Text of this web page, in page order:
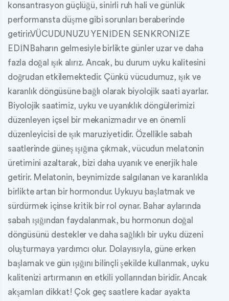
konsantrasyon güçlüğü, sinirli ruh hali ve günlük
performansta düşme gibi sorunları beraberinde
getirir.VÜCUDUNUZU YENİDEN SENKRONİZE
EDİNBaharın gelmesiyle birlikte günler uzar ve daha
fazla doğal ışık alırız. Ancak, bu durum uyku kalitesini
doğrudan etkilemektedir. Çünkü vücudumuz, ışık ve
karanlık döngüsüne bağlı olarak biyolojik saati ayarlar.
Biyolojik saatimiz, uyku ve uyanıklık döngülerimizi
düzenleyen içsel bir mekanizmadır ve en önemli
düzenleyicisi de ışık maruziyetidir. Özellikle sabah
saatlerinde güneş ışığına çıkmak, vücudun melatonin
üretimini azaltarak, bizi daha uyanık ve enerjik hale
getirir. Melatonin, beynimizde salgılanan ve karanlıkla
birlikte artan bir hormondur. Uykuyu başlatmak ve
sürdürmek içinse kritik bir rol oynar. Bahar aylarında
sabah ışığından faydalanmak, bu hormonun doğal
döngüsünü destekler ve daha sağlıklı bir uyku düzeni
oluşturmaya yardımcı olur. Dolayısıyla, güne erken
başlamak ve gün ışığını bilinçli şekilde kullanmak, uyku
kalitenizi artırmanın en etkili yollarından biridir. Ancak
akşamları dikkat! Çok geç saatlere kadar ayakta